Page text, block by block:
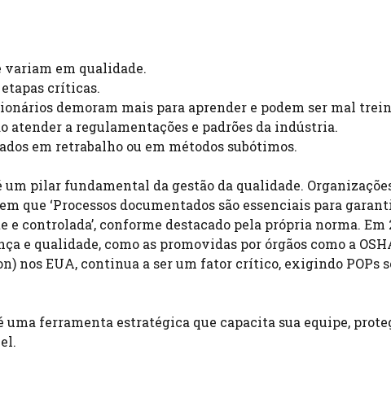
variam em qualidade.
críticas.
demoram mais para aprender e podem ser mal
atender a regulamentações e padrões da indústria.
em retrabalho ou em métodos subótimos.
um pilar fundamental da gestão da qualidade.
que ‘Processos documentados são essenciais para
controlada’, conforme destacado pela própria norma. Em
e qualidade, como as promovidas por órgãos como a
nos EUA, continua a ser um fator crítico, exigindo POPs
uma ferramenta estratégica que capacita sua equipe,